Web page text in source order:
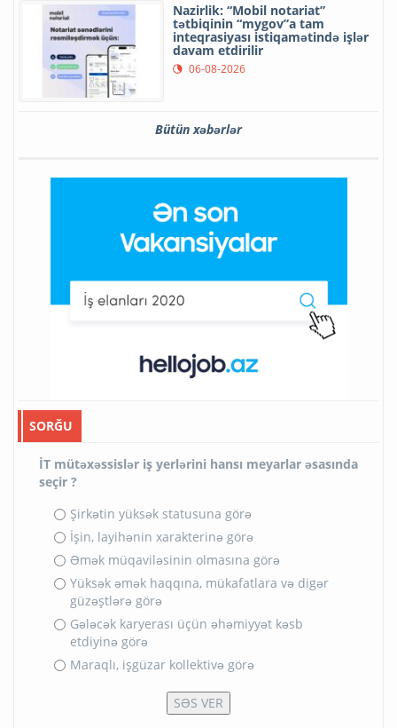
Nazirlik: “Mobil notariat”
tətbiqinin “mygov”a tam
inteqrasiyası istiqamətində işlər
davam etdirilir
06-08-2026
Bütün xəbərlər
SORĞU
İT mütəxəssislər iş yerlərini hansı meyarlar əsasında
seçir ?
Şirkətin yüksək statusuna görə
İşin, layihənin xarakterinə görə
Əmək müqaviləsinin olmasına görə
Yüksək əmək haqqına, mükafatlara və digər
güzəştlərə görə
Gələcək karyerası üçün əhəmiyyət kəsb
etdiyinə görə
Maraqlı, işgüzar kollektivə görə